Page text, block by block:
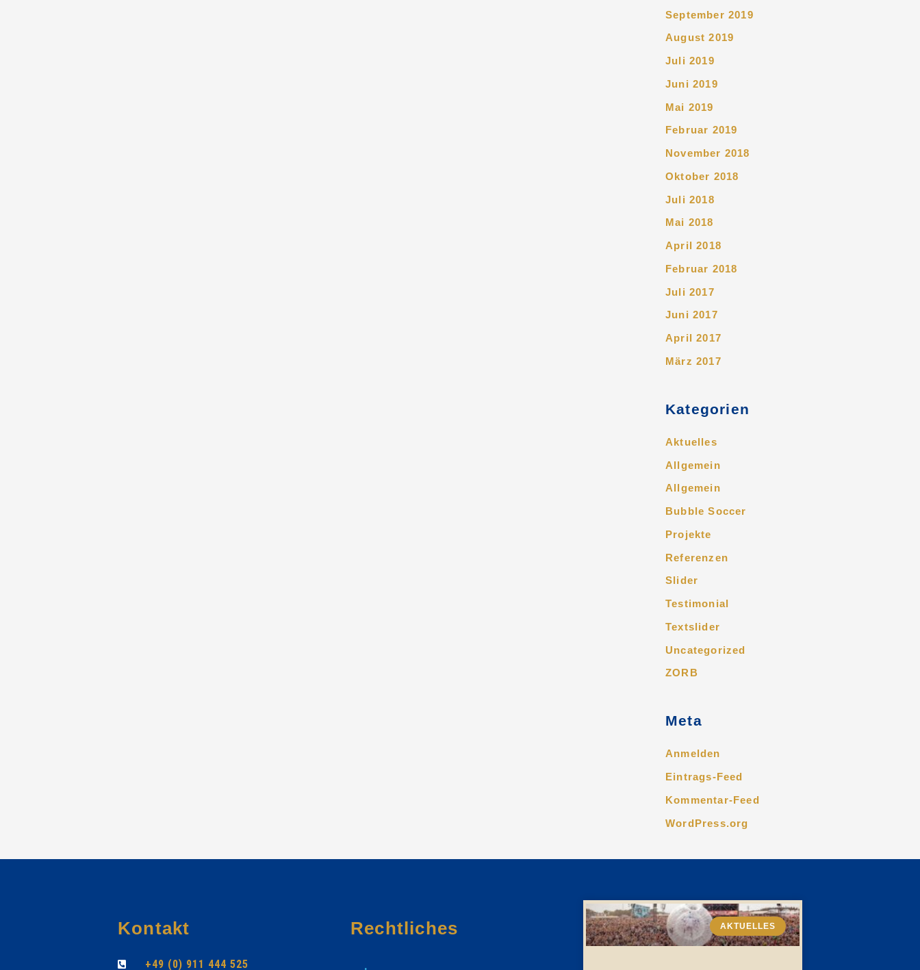
September 2019
August 2019
Juli 2019
Juni 2019
Mai 2019
Februar 2019
November 2018
Oktober 2018
Juli 2018
Mai 2018
April 2018
Februar 2018
Juli 2017
Juni 2017
April 2017
März 2017
Kategorien
Aktuelles
Allgemein
Allgemein
Bubble Soccer
Projekte
Referenzen
Slider
Testimonial
Textslider
Uncategorized
ZORB
Meta
Anmelden
Eintrags-Feed
Kommentar-Feed
WordPress.org
Kontakt
+49 (0) 911 444 525
Rechtliches AKTUELLES